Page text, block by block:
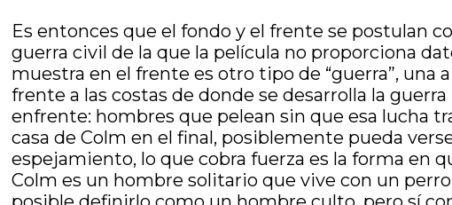
Es entonces que el fondo y el frente se postulan
guerra civil de la que la película no proporciona
muestra en el frente es otro tipo de “guerra”, una
frente a las costas de donde se desarrolla la
enfrente: hombres que pelean sin que esa lucha
casa de Colm en el final, posiblemente pueda
espejamiento, lo que cobra fuerza es la forma en
Colm es un hombre solitario que vive con un